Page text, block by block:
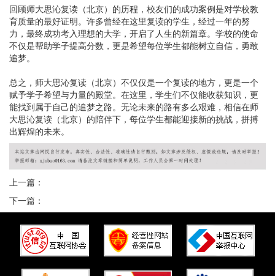
回顾师大思沁复读（北京）的历程，校友们的成功案例是对学校教
育质量的最好证明。许多曾经在这里复读的学生，经过一年的努
力，最终成功考入理想的大学，开启了人生的新篇章。学校的使命
不仅是帮助学子提高分数，更是希望每位学生都能树立自信，勇敢
追梦。
总之，师大思沁复读（北京）不仅仅是一个复读的地方，更是一个
赋予学子希望与力量的殿堂。在这里，学生们不仅能收获知识，更
能找到属于自己的追梦之路。无论未来的路有多么艰难，相信在师
大思沁复读（北京）的陪伴下，每位学生都能迎接新的挑战，拼搏
出辉煌的未来。
上一篇：
下一篇：